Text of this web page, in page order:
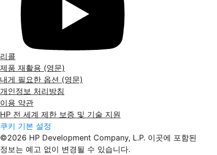
리콜
제품 재활용 (영문)
내게 필요한 옵션 (영문)
개인정보 처리방침
이용 약관
HP 전 세계 제한 보증 및 기술 지원
쿠키 기본 설정
©2026 HP Development Company, L.P. 이곳에 포함된
정보는 예고 없이 변경될 수 있습니다.